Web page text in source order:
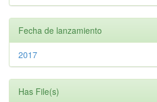
Fecha de lanzamiento
2017
Has File(s)